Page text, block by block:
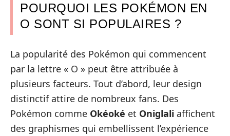
POURQUOI LES POKÉMON EN
O SONT SI POPULAIRES ?
La popularité des Pokémon qui commencent
par la lettre « O » peut être attribuée à
plusieurs facteurs. Tout d’abord, leur design
distinctif attire de nombreux fans. Des
Pokémon comme Okéoké et Oniglali affichent
des graphismes qui embellissent l’expérience